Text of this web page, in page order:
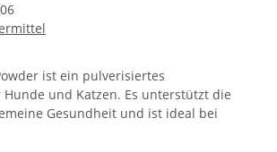
ist ein pulverisiertes
und Katzen. Es unterstützt die
Gesundheit und ist ideal bei